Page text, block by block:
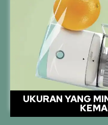
UKURAN YANG